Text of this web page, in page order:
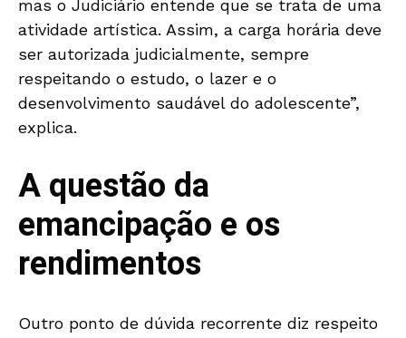
mas o Judiciário entende que se trata de uma
atividade artística. Assim, a carga horária deve
ser autorizada judicialmente, sempre
respeitando o estudo, o lazer e o
desenvolvimento saudável do adolescente”,
explica.
A questão da
emancipação e os
rendimentos
Outro ponto de dúvida recorrente diz respeito